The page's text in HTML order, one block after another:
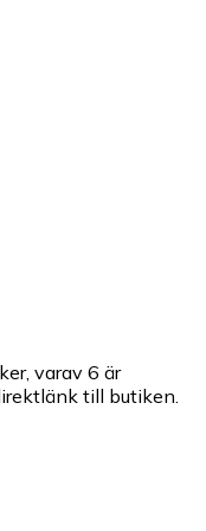
varav 6 är
till butiken.